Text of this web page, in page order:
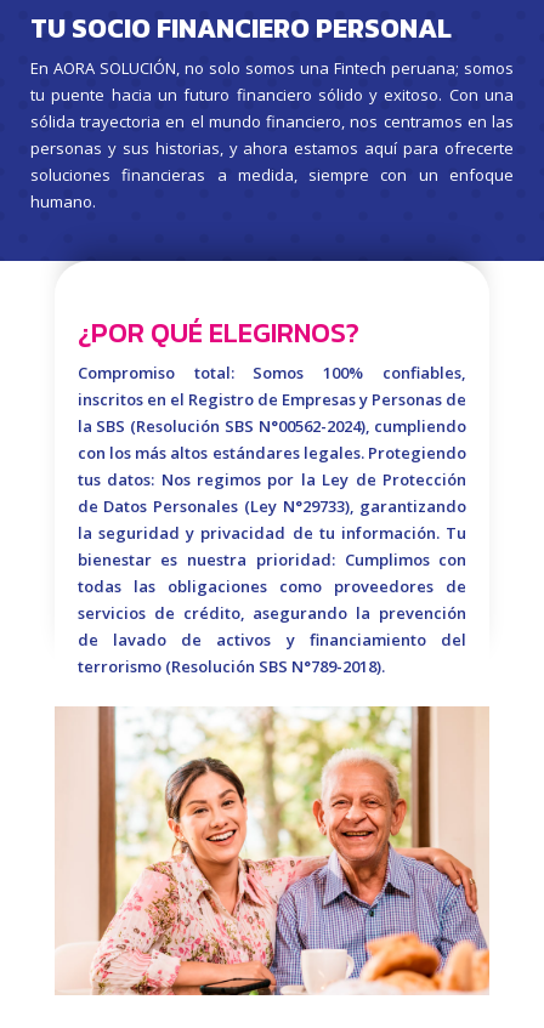
TU SOCIO FINANCIERO PERSONAL
En AORA SOLUCIÓN, no solo somos una Fintech peruana; somos
tu puente hacia un futuro financiero sólido y exitoso. Con una
sólida trayectoria en el mundo financiero, nos centramos en las
personas y sus historias, y ahora estamos aquí para ofrecerte
soluciones financieras a medida, siempre con un enfoque
humano.
¿POR QUÉ ELEGIRNOS?
Compromiso total: Somos 100% confiables,
inscritos en el Registro de Empresas y Personas de
la SBS (Resolución SBS N°00562-2024), cumpliendo
con los más altos estándares legales. Protegiendo
tus datos: Nos regimos por la Ley de Protección
de Datos Personales (Ley N°29733), garantizando
la seguridad y privacidad de tu información. Tu
bienestar es nuestra prioridad: Cumplimos con
todas las obligaciones como proveedores de
servicios de crédito, asegurando la prevención
de lavado de activos y financiamiento del
terrorismo (Resolución SBS N°789-2018).